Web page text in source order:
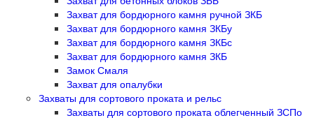
Захват для бордюрного камня ручной ЗКБ
Захват для бордюрного камня ЗКБу
Захват для бордюрного камня ЗКБс
Захват для бордюрного камня ЗКБ
Замок Смаля
Захват для опалубки
Захваты для сортового проката и рельс
Захваты для сортового проката облегченный ЗСПо